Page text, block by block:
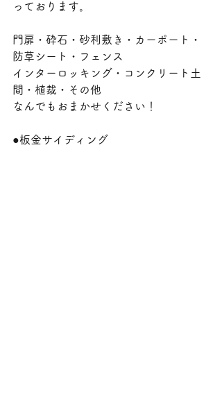
っております。
門扉・砕石・砂利敷き・カーポート・
防草シート・フェンス
インターロッキング・コンクリート土
間・植裁・その他
なんでもおまかせください！
●板金サイディング